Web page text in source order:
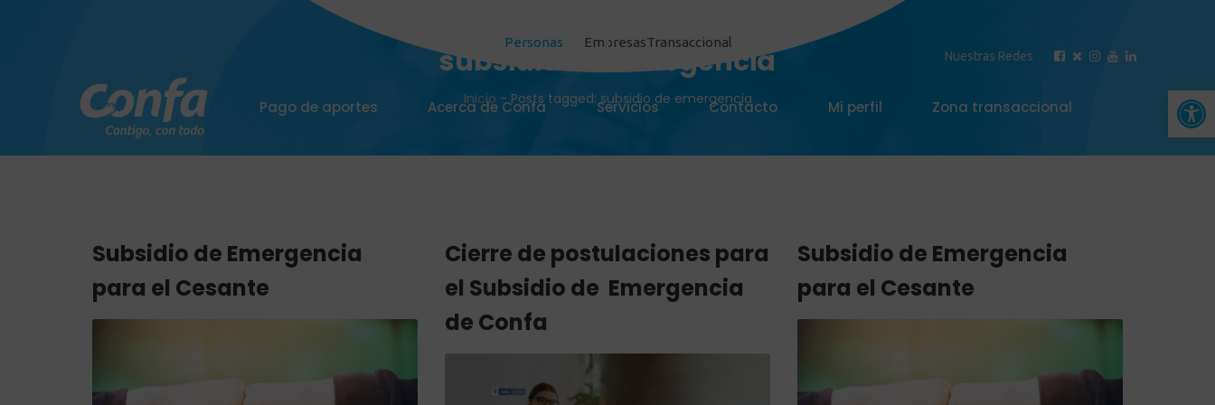
Abrir
Personas EmpresasTransaccional
Nuestras Redes
Pago de aportes Acerca de Confa Servicios Contacto Mi perfil Zona transaccional
subsidio de emergencia
Inicio -Posts tagged: subsidio de emergencia
Subsidio de Emergencia
para el Cesante
Cierre de postulaciones para
el Subsidio de Emergencia
de Confa
Subsidio de Emergencia
para el Cesante